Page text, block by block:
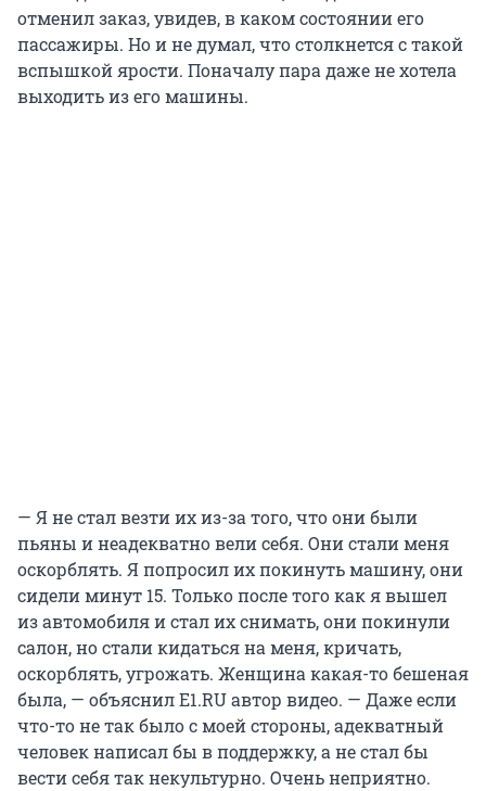
отменил заказ, увидев, в каком состоянии его
пассажиры. Но и не думал, что столкнется с такой
вспышкой ярости. Поначалу пара даже не хотела
выходить из его машины.
— Я не стал везти их из-за того, что они были
пьяны и неадекватно вели себя. Они стали меня
оскорблять. Я попросил их покинуть машину, они
сидели минут 15. Только после того как я вышел
из автомобиля и стал их снимать, они покинули
салон, но стали кидаться на меня, кричать,
оскорблять, угрожать. Женщина какая-то бешеная
была, — объяснил E1.RU автор видео. — Даже если
что-то не так было с моей стороны, адекватный
человек написал бы в поддержку, а не стал бы
вести себя так некультурно. Очень неприятно.